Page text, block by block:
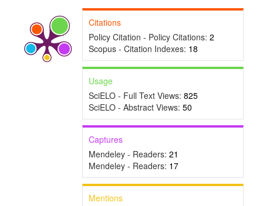
Citations
Policy Citation - Policy Citations: 2
Scopus - Citation Indexes: 18
Usage
SciELO - Full Text Views: 825
SciELO - Abstract Views: 50
Captures
Mendeley - Readers: 21
Mendeley - Readers: 17
Mentions